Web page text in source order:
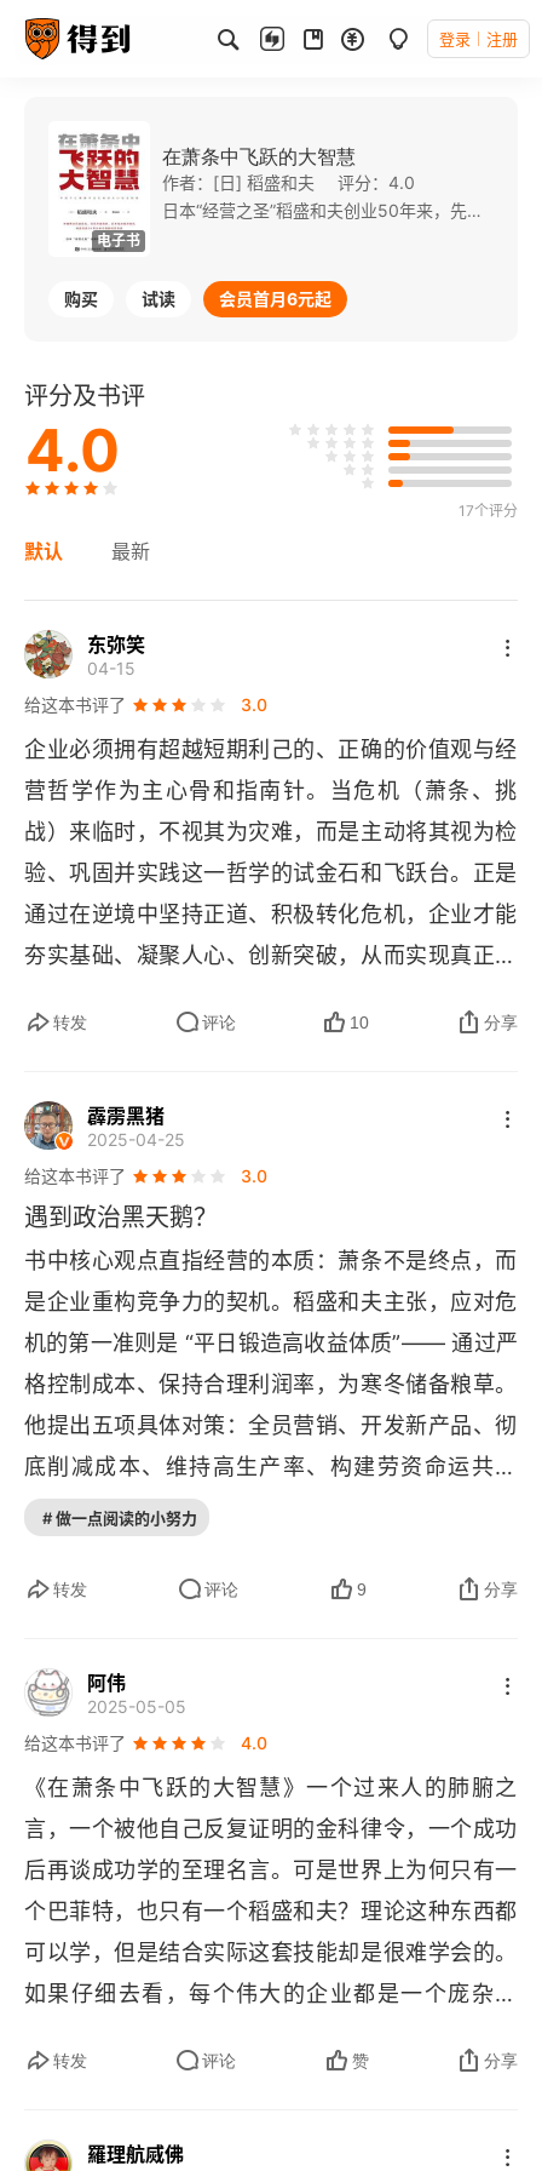
登录 注册
电子书
在萧条中飞跃的大智慧
作者：[日] 稻盛和夫
评分：4.0
日本“经营之圣”稻盛和夫创业50年来，先后经历过两次石油危机、日元升值危机和日本泡沫经济危机。而每次危机后，他的企业都得到了快速发展。稻盛和夫具有应对和克服经济危机的丰富经验。把危机看作成长的机会，把萧条当作再发展的飞跃台，都是他的经验之谈。 本书将从应对策略和经营思想等多个层面展现这位“经营之圣”应对经济危机的大智慧，围绕稻盛经营哲学阐述在逆境中克服困难，迎接挑战，取得发展的方法，对当今面临困境的企业具有很强的指导意义，是萧条中企业的思想读本。
购买 试读 会员首月6元起
评分及书评
4.0
17个评分
默认 最新
东弥笑
04-15
给这本书评了
3.0
企业必须拥有超越短期利己的、正确的价值观与经
营哲学作为主心骨和指南针。当危机（萧条、挑
战）来临时，不视其为灾难，而是主动将其视为检
验、巩固并实践这一哲学的试金石和飞跃台。正是
通过在逆境中坚持正道、积极转化危机，企业才能
夯实基础、凝聚人心、创新突破，从而实现真正可
跃台，萧条不是灾难，而是企业成长的契机。每次
于将危机转化为动力。行业不景气的时候，别当成
上蹿一大截，关键就是得把危机变成往前冲的劲
儿。就像一家餐厅，疫情时没人来堂食，眼看要倒
闭。但它不认输，趁机大力发展外卖、研发半成品
菜包、做线上厨艺课。结果疫情过后，它不仅活了
下来，还拥有了比以前更广的客源和收入渠道，反
而更强大了。2. 通过光明大道获得巨大成功，反对
利己主义的经营方式，用优秀的思想、哲学和价值
正的成功应该建立在正确的价值观基础上。成功要
走正道。只顾自己赚钱的路走不远，得有好的理念
快盖好、很漂亮，但一阵风雨就会坍塌。用正确价
值观经营，就像打好坚实的地基、用真材实料，房
子盖得慢，但能抗风雨，世代安居。3. 用哲学经营
企业，经营需要哲学的指导。优秀的经营哲学能够
帮助企业在危机中保持定力，找到正确的发展方
向。做企业得有一套正确的主心骨（理念和原
则）。有了它，遇到风浪才不会慌，才知道该往哪
儿走。一家公司坚持不裁员的哲学。遇到经济危机
头降薪，组织员工培训、转型做新业务。虽然短期
大，抓住新机会的速度远超对手。4. 危机是成长的
转发 评论 10 分享
霹雳黑猪
2025-04-25
给这本书评了
3.0
遇到政治黑天鹅？
书中核心观点直指经营的本质：萧条不是终点，而
是企业重构竞争力的契机。稻盛和夫主张，应对危
机的第一准则是 “平日锻造高收益体质”—— 通过严
格控制成本、保持合理利润率，为寒冬储备粮草。
他提出五项具体对策：全员营销、开发新产品、彻
底削减成本、维持高生产率、构建劳资命运共同
体。这些策略在 2009 年全球金融危机中验证了其
4400 亿日元利润，且未裁撤一名员工。哲学层
融危机源于人类无节制的欲望，而企业家的使命是
“保护员工及其家属”。他创造的 “人生方程式”——
人生・工作成果 = 思维方式 × 热情 × 能力 —— 强
调正向价值观的决定性作用，其中思维方式若为负
数，结果必然溃败。这种将伦理观融入商业逻辑的
思考，在 “全员减薪共渡难关” 的实践中得到具象
化：员工因信任经营者而接受降薪，企业则通过开
发新产品实现逆势增长。书中列举的 “经营十二条”
与 “六项精进” 看似朴素，实为穿透经济周期的底
层逻辑。例如 “定价即经营” 原则，要求企业根据产
# 做一点阅读的小努力
转发 评论 9 分享
阿伟
2025-05-05
给这本书评了
4.0
《在萧条中飞跃的大智慧》一个过来人的肺腑之
言，一个被他自己反复证明的金科律令，一个成功
后再谈成功学的至理名言。可是世界上为何只有一
个巴菲特，也只有一个稻盛和夫？理论这种东西都
可以学，但是结合实际这套技能却是很难学会的。
如果仔细去看，每个伟大的企业都是一个庞杂的
行，爱戴员工，一起想办法，每个人都是推销员，
些就像阿德勒的
实际的环境，
转发 评论 赞 分享
羅理航烕佛